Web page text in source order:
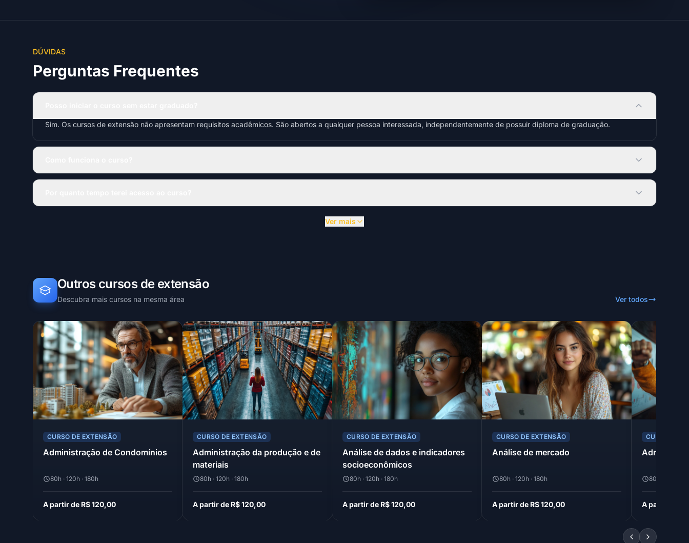
DÚVIDAS
Perguntas Frequentes
Sim. Os cursos de extensão não apresentam requisitos acadêmicos. São abertos a qualquer pessoa interessada, independentemente de possuir diploma de graduação.
Ver mais
Outros cursos de extensão
Descubra mais cursos na mesma área Ver todos
CURSO DE EXTENSÃO
Administração de Condomínios
80h · 120h · 180h
A partir de R$ 120,00
CURSO DE EXTENSÃO
Administração da produção e de
materiais
80h · 120h · 180h
A partir de R$ 120,00
CURSO DE EXTENSÃO
Análise de dados e indicadores
socioeconômicos
80h · 120h · 180h
A partir de R$ 120,00
CURSO DE EXTENSÃO
Análise de mercado
80h · 120h · 180h
A partir de R$ 120,00
CURSO DE
80h · 120h ·
A partir de